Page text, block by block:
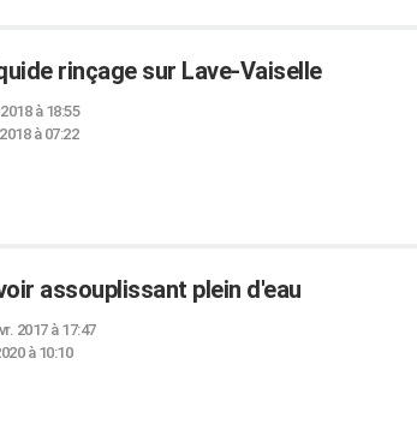
rinçage sur Lave-Vaiselle
à 18:55
à 07:22
assouplissant plein d'eau
2017 à 17:47
à 10:10